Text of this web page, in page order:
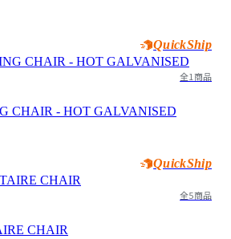
QuickShip
全1商品
CHAIR - HOT GALVANISED
QuickShip
全5商品
CHAIR